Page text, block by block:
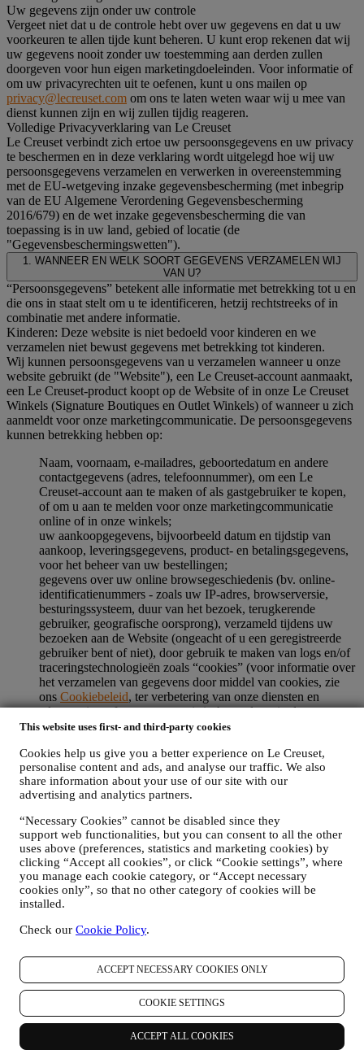
This website uses first- and third-party cookies
Cookies help us give you a better experience on Le Creuset,
personalise content and ads, and analyse our traffic. We also
share information about your use of our site with our
advertising and analytics partners.
“Necessary Cookies” cannot be disabled since they
support web functionalities, but you can consent to all the other
uses above (preferences, statistics and marketing cookies) by
clicking “Accept all cookies”, or click “Cookie settings”, where
you manage each cookie category, or “Accept necessary
cookies only”, so that no other category of cookies will be
installed.
Check our Cookie Policy.
ACCEPT NECESSARY COOKIES ONLY
COOKIE SETTINGS
ACCEPT ALL COOKIES
Uw gegevens zijn onder uw controle
Vergeet niet dat u de controle hebt over uw gegevens en dat u uw
voorkeuren te allen tijde kunt beheren. U kunt erop rekenen dat wij
uw gegevens nooit zonder uw toestemming aan derden zullen
doorgeven voor hun eigen marketingdoeleinden. Voor informatie of
om uw privacyrechten uit te oefenen, kunt u ons mailen op
privacy@lecreuset.com om ons te laten weten waar wij u mee van
dienst kunnen zijn en wij zullen tijdig reageren.
Volledige Privacyverklaring van Le Creuset
Le Creuset verbindt zich ertoe uw persoonsgegevens en uw privacy
te beschermen en in deze verklaring wordt uitgelegd hoe wij uw
persoonsgegevens verzamelen en verwerken in overeenstemming
met de EU-wetgeving inzake gegevensbescherming (met inbegrip
van de EU Algemene Verordening Gegevensbescherming
2016/679) en de wet inzake gegevensbescherming die van
toepassing is in uw land, gebied of locatie (de
"Gegevensbeschermingswetten").
1. WANNEER EN WELK SOORT GEGEVENS VERZAMELEN WIJ
VAN U?
“Persoonsgegevens” betekent alle informatie met betrekking tot u en
die ons in staat stelt om u te identificeren, hetzij rechtstreeks of in
combinatie met andere informatie.
Kinderen: Deze website is niet bedoeld voor kinderen en we
verzamelen niet bewust gegevens met betrekking tot kinderen.
Wij kunnen persoonsgegevens van u verzamelen wanneer u onze
website gebruikt (de "Website"), een Le Creuset-account aanmaakt,
een Le Creuset-product koopt op de Website of in onze Le Creuset
Winkels (Signature Boutiques en Outlet Winkels) of wanneer u zich
aanmeldt voor onze marketingcommunicatie. De persoonsgegevens
kunnen betrekking hebben op:
Naam, voornaam, e-mailadres, geboortedatum en andere
contactgegevens (adres, telefoonnummer), om een Le
Creuset-account aan te maken of als gastgebruiker te kopen,
of om u aan te melden voor onze marketingcommunicatie
online of in onze winkels;
uw aankoopgegevens, bijvoorbeeld datum en tijdstip van
aankoop, leveringsgegevens, product- en betalingsgegevens,
voor het beheer van uw bestellingen;
gegevens over uw online browsegeschiedenis (bv. online-
identificatienummers - zoals uw IP-adres, browserversie,
besturingssysteem, duur van het bezoek, terugkerende
gebruiker, geografische oorsprong), verzameld tijdens uw
bezoeken aan de Website (ongeacht of u een geregistreerde
gebruiker bent of niet), door gebruik te maken van logs en/of
traceringstechnologieën zoals “cookies” (voor informatie over
het verzamelen van gegevens door middel van cookies, zie
ons Cookiebeleid, ter verbetering van onze diensten en
advertenties, of voor onze statistische analyse; in de meeste
gevallen zullen we u niet kunnen identificeren aan de hand
uw feedback, verzoeken, klachten, vragen of interacties met
ons (bijvoorbeeld uw berichten, chats, berichten op sociale
media, e-mails of telefoontjes).
Website gebruikt of anderszins persoonlijk identificeerbare
informatie verstrekt, zijn op die manier beschermd en u hebt de
privacyrechten die in paragraaf 8 hieronder worden uitgelegd.
2. WIE VERZAMELT UW GEGEVENS?
De verwerkingsverantwoordelijke voor de e-commercediensten die
via de website worden aangeboden, is Le Creuset BENELUX NV
Drukpersstraat 4, 1000 Brussel, België.
ontvangen, worden uw gegevens onderdeel van de
consumentendatabase van Le Creuset Group, die als
gegevensbeheerder wordt beheerd door Le Creuset Group AG, met
het kantoor in Hofstrasse 1A,Neuhofstrasse 4 , Baar, Zugo, 6340
Zwitserland (die Le Creuset SL, BTW-nummer B62153630, met
kantoor in Paseo de Gracia 9, 2º, 08007 Barcelona, Spanje, heeft
aangesteld als vertegenwoordiger in de EU), op basis van een